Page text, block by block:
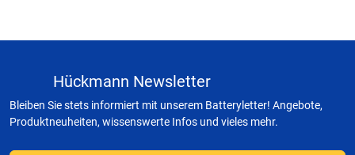
Hückmann Newsletter
Bleiben Sie stets informiert mit unserem Batteryletter! Angebote,
Produktneuheiten, wissenswerte Infos und vieles mehr.